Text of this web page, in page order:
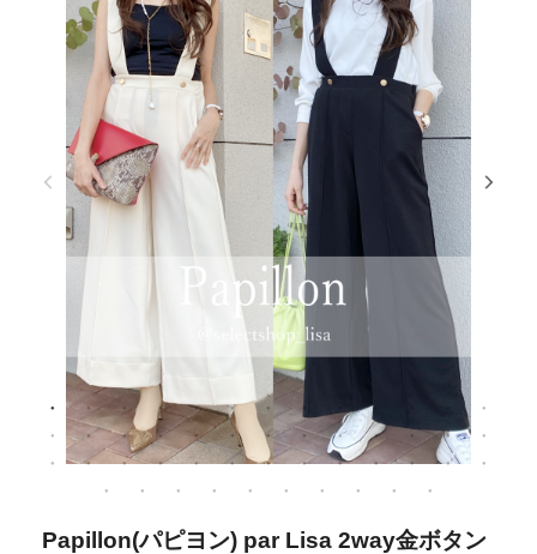
Papillon(パピヨン) par Lisa 2way金ボタン